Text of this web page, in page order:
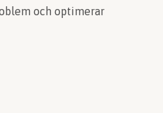
och optimerar